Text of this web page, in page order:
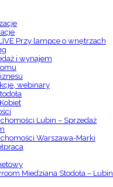
Przy lampce o wnętrzach
i wynajem
webinary
Lubin – Sprzedaż
Warszawa-Marki
Miedziana Stodoła – Lubin